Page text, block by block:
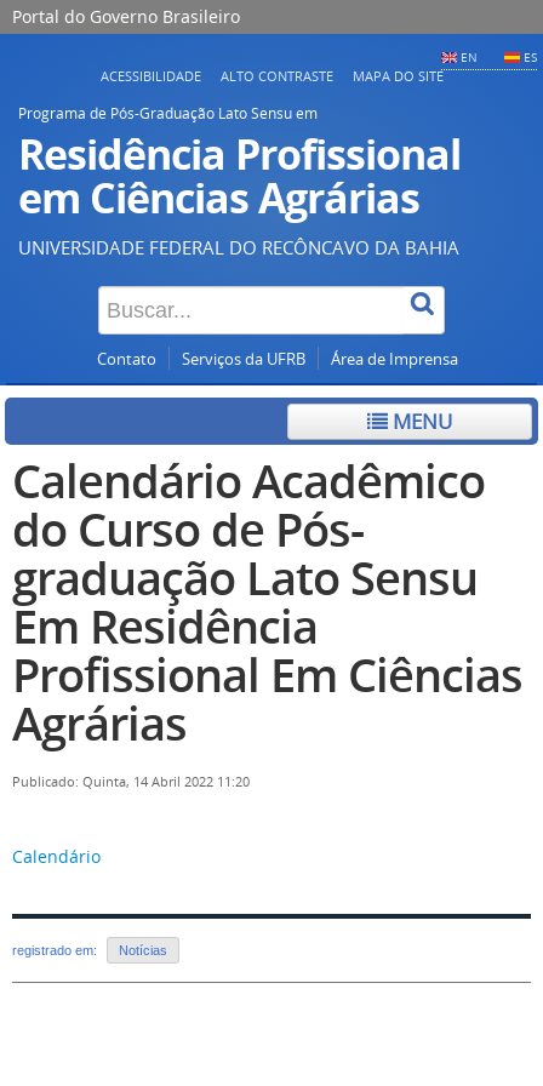
Portal do Governo Brasileiro
EN ES
ACESSIBILIDADE ALTO CONTRASTE MAPA DO SITE
Programa de Pós-Graduação Lato Sensu em
Residência Profissional
em Ciências Agrárias
UNIVERSIDADE FEDERAL DO RECÔNCAVO DA BAHIA
Contato Serviços da UFRB Área de Imprensa
MENU
Calendário Acadêmico
do Curso de Pós-
graduação Lato Sensu
Em Residência
Profissional Em Ciências
Agrárias
Publicado: Quinta, 14 Abril 2022 11:20
Calendário
registrado em: Notícias